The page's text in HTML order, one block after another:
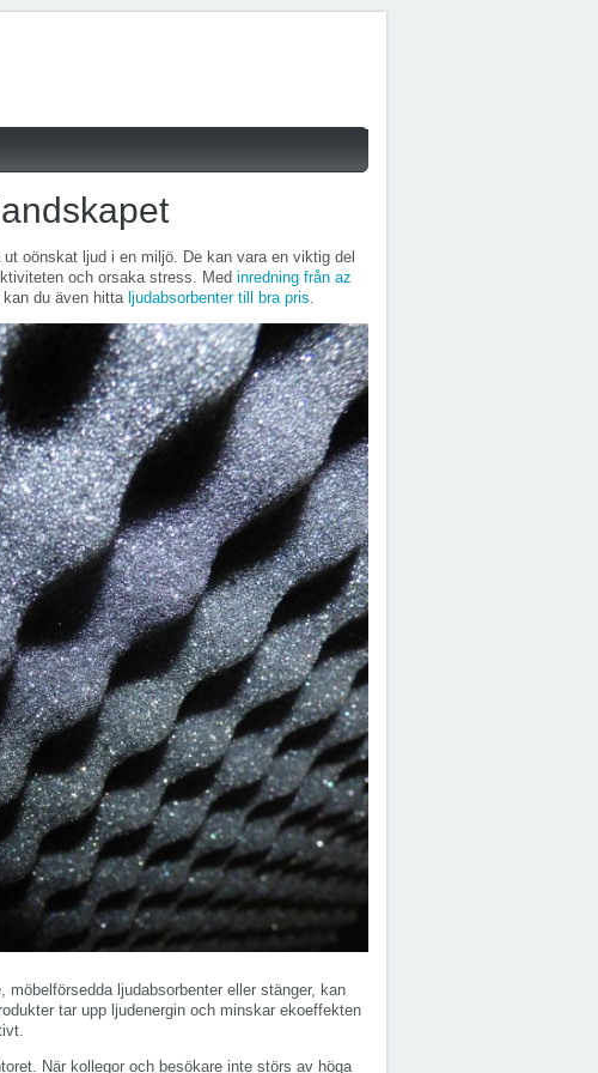
oönskat ljud i en miljö. De kan vara en viktig del
och orsaka stress. Med inredning från az
kan du även hitta ljudabsorbenter till bra pris.
ljudabsorbenter eller stänger, kan
tar upp ljudenergin och minskar ekoeffekten
När kollegor och besökare inte störs av höga